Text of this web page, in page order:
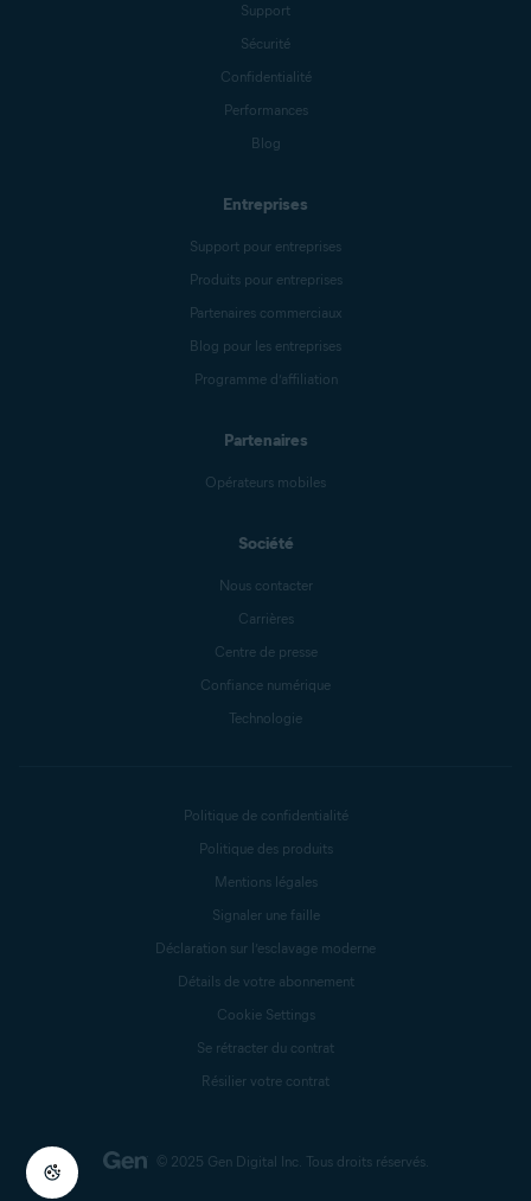
Support
Sécurité
Confidentialité
Performances
Blog
Entreprises
Support pour entreprises
Produits pour entreprises
Partenaires commerciaux
Blog pour les entreprises
Programme d’affiliation
Partenaires
Opérateurs mobiles
Société
Nous contacter
Carrières
Centre de presse
Confiance numérique
Technologie
© 2025 Gen Digital Inc. Tous droits réservés.
Politique de confidentialité
Politique des produits
Mentions légales
Signaler une faille
Déclaration sur l’esclavage moderne
Détails de votre abonnement
Cookie Settings
Se rétracter du contrat
Résilier votre contrat